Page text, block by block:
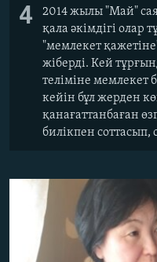
4
2014 жылы "Май"
қала әкімдігі олар
"мемлекет
жіберді. Кей
теліміне мемлекет
кейін бұл жерден
қанағаттанбаған
билікпен соттасып,